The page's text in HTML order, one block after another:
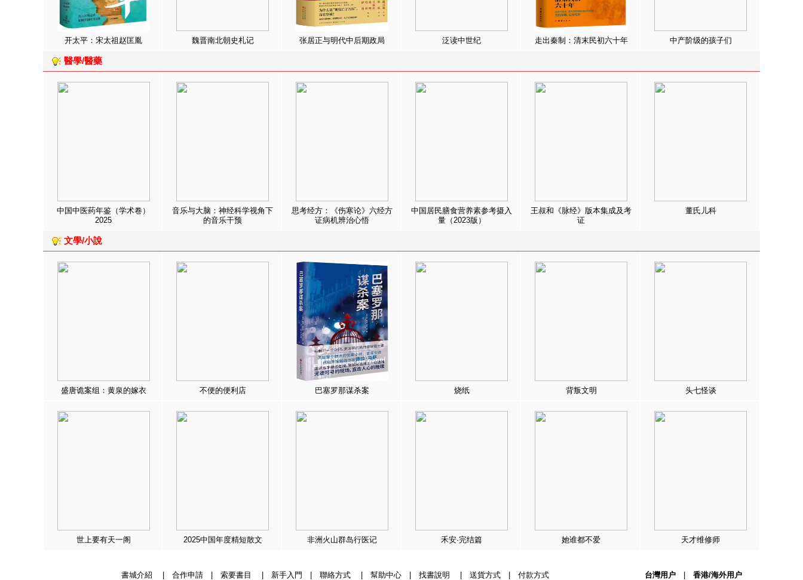
开太平：宋太祖赵匡胤 魏晋南北朝史札记 张居正与明代中后期政局 泛读中世纪 走出秦制：清末民初六十年 中产阶级的孩子们
醫學/醫藥
中国中医药年鉴（学术卷）
2025
音乐与大脑：神经科学视角下
的音乐干预
思考经方：《伤寒论》六经方
证病机辨治心悟
中国居民膳食营养素参考摄入
量（2023版）
王叔和《脉经》版本集成及考
证
董氏儿科
文學/小說
盛唐诡案组：黄泉的嫁衣 不便的便利店 巴塞罗那谋杀案 烧纸 背叛文明 头七怪谈
世上要有天一阁 2025中国年度精短散文 非洲火山群岛行医记 禾安·完结篇 她谁都不爱 天才维修师
書城介紹 合作申請| 索要書目 新手入門 聯絡方式| 幫助中心| 找書說明 送貨方式| 付款方式 台灣用户 香港/海外用户